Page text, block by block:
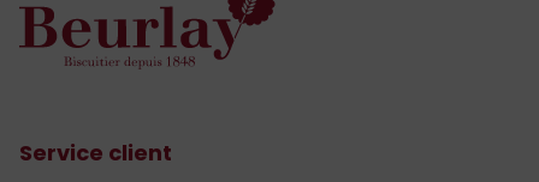
Service client